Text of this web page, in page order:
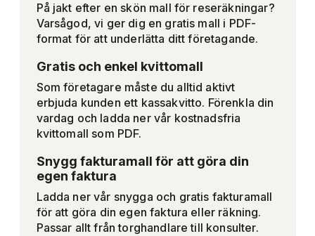
På jakt efter en skön mall för reseräkningar?
Varsågod, vi ger dig en gratis mall i PDF-
format för att underlätta ditt företagande.
Gratis och enkel kvittomall
Som företagare måste du alltid aktivt
erbjuda kunden ett kassakvitto. Förenkla din
vardag och ladda ner vår kostnadsfria
kvittomall som PDF.
Snygg fakturamall för att göra din
egen faktura
Ladda ner vår snygga och gratis fakturamall
för att göra din egen faktura eller räkning.
Passar allt från torghandlare till konsulter.